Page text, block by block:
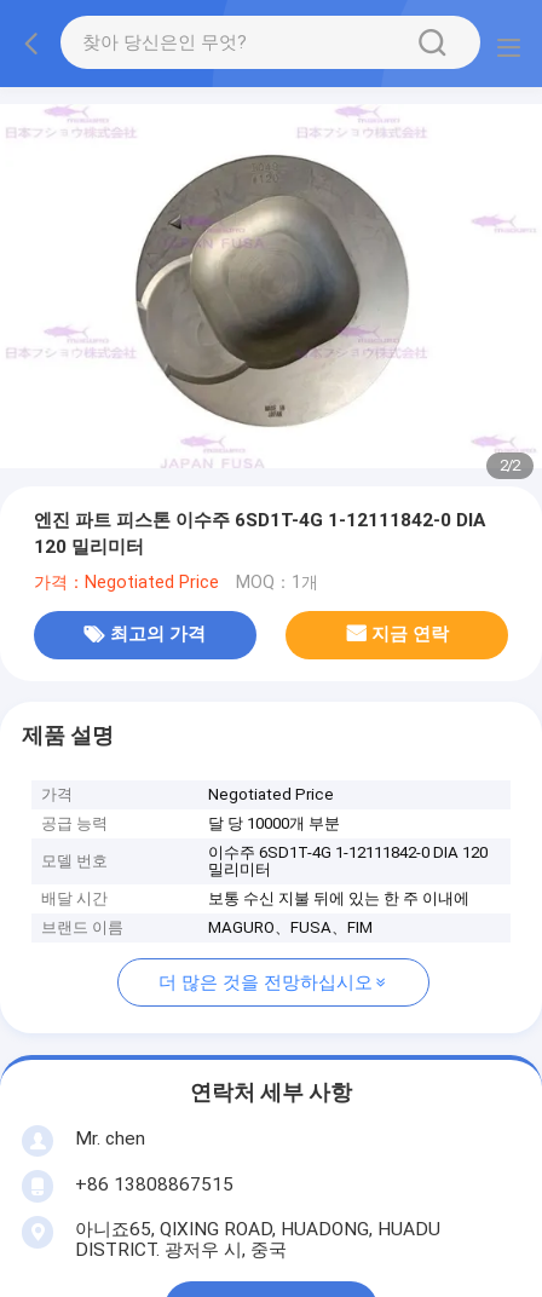
2/2
엔진 파트 피스톤 이수주 6SD1T-4G 1-12111842-0 DIA
120 밀리미터
가격：Negotiated Price MOQ：1개
최고의 가격 지금 연락
제품 설명
가격
Negotiated Price
공급 능력
달 당 10000개 부분
모델 번호
이수주 6SD1T-4G 1-12111842-0 DIA 120
밀리미터
배달 시간
보통 수신 지불 뒤에 있는 한 주 이내에
브랜드 이름
MAGURO、FUSA、FIM
더 많은 것을 전망하십시오
연락처 세부 사항
Mr. chen
+86 13808867515
아니죠65, QIXING ROAD, HUADONG, HUADU
DISTRICT. 광저우 시, 중국